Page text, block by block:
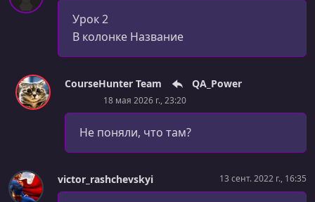
Урок 2
В колонке Название
CourseHunter Team QA_Power
18 мая 2026 г., 23:20
Не поняли, что там?
victor_rashchevskyi 13 сент. 2022 г., 16:35